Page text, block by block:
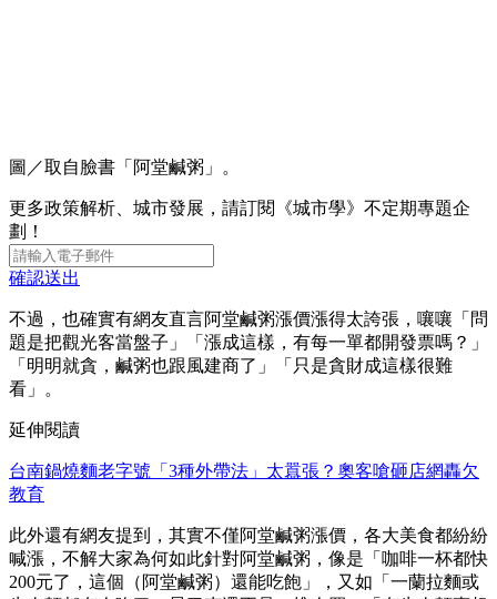
圖／取自臉書「阿堂鹹粥」。
更多政策解析、城市發展，請訂閱《城市學》不定期專題企
劃！
確認送出
不過，也確實有網友直言阿堂鹹粥漲價漲得太誇張，嚷嚷「問
題是把觀光客當盤子」「漲成這樣，有每一單都開發票嗎？」
「明明就貪，鹹粥也跟風建商了」「只是貪財成這樣很難
看」。
延伸閱讀
台南鍋燒麵老字號「3種外帶法」太囂張？奧客嗆砸店網轟欠
教育
此外還有網友提到，其實不僅阿堂鹹粥漲價，各大美食都紛紛
喊漲，不解大家為何如此針對阿堂鹹粥，像是「咖啡一杯都快
200元了，這個（阿堂鹹粥）還能吃飽」，又如「一蘭拉麵或